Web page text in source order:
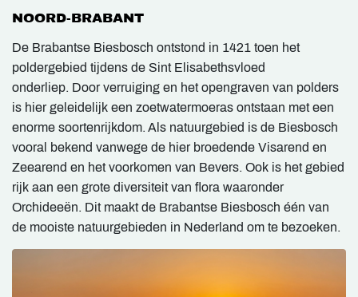
NOORD-BRABANT
De Brabantse Biesbosch ontstond in 1421 toen het
poldergebied tijdens de Sint Elisabethsvloed
onderliep. Door verruiging en het opengraven van polders
is hier geleidelijk een zoetwatermoeras ontstaan met een
enorme soortenrijkdom. Als natuurgebied is de Biesbosch
vooral bekend vanwege de hier broedende Visarend en
Zeearend en het voorkomen van Bevers. Ook is het gebied
rijk aan een grote diversiteit van flora waaronder
Orchideeën. Dit maakt de Brabantse Biesbosch één van
de mooiste natuurgebieden in Nederland om te bezoeken.